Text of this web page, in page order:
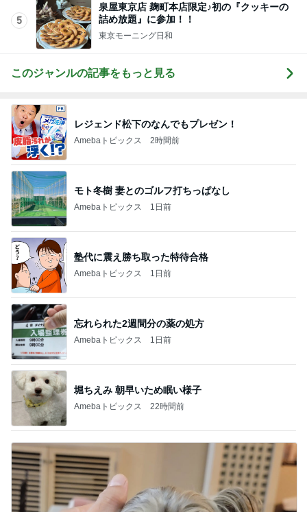
5
泉屋東京店 麹町本店限定♪初の『クッキーの
詰め放題』に参加！！
東京モーニング日和
このジャンルの記事をもっと見る
レジェンド松下のなんでもプレゼン！
Amebaトピックス 2時間前
モト冬樹 妻とのゴルフ打ちっぱなし
Amebaトピックス 1日前
塾代に震え勝ち取った特待合格
Amebaトピックス 1日前
忘れられた2週間分の薬の処方
Amebaトピックス 1日前
堀ちえみ 朝早いため眠い様子
Amebaトピックス 22時間前